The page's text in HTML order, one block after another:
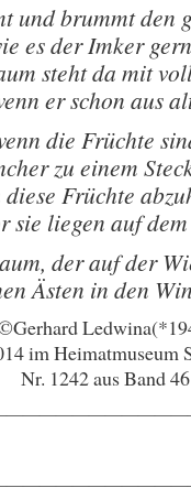
und brummt den
es der Imker
steht da mit
er schon aus
die Früchte
zu einem
diese Früchte
sie liegen auf
der auf der
Ästen in den
im Heimatmuseum
Nr. 1242 aus Band 46